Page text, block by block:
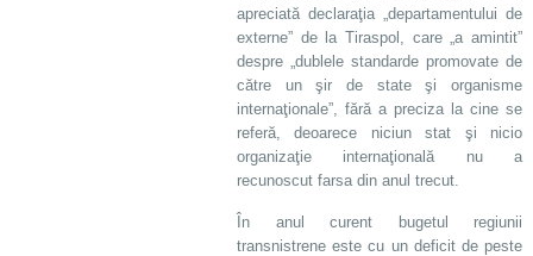
apreciată declaraţia „departamentului de
externe” de la Tiraspol, care „a amintit”
despre „dublele standarde promovate de
către un şir de state şi organisme
internaţionale”, fără a preciza la cine se
referă, deoarece niciun stat şi nicio
organizaţie internaţională nu a
recunoscut farsa din anul trecut.
În anul curent bugetul regiunii
transnistrene este cu un deficit de peste